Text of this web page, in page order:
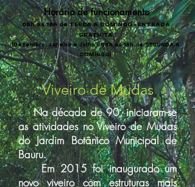
Horário de funcionamento
08h às 16h de TERÇA A DOMINGO - ENTRADA
GRATUITA
(Dezembro, Janeiro e Julho - 08h às 16h de SEGUNDA A
DOMINGO)
Viveiro de Mudas
Na década de 90, iniciaram-se
as atividades no Viveiro de Mudas
do Jardim Botânico Municipal de
Bauru.
Em 2015 foi inaugurado um
novo viveiro com estruturas mais